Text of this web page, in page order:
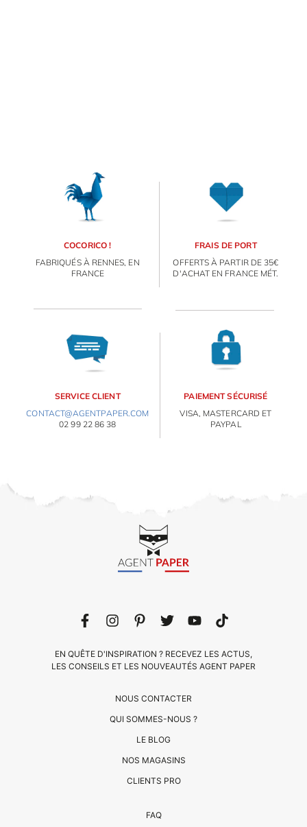
COCORICO !
FABRIQUÉS À RENNES, EN
FRANCE
FRAIS DE PORT
OFFERTS À PARTIR DE 35€
D'ACHAT EN FRANCE MÉT.
SERVICE CLIENT
CONTACT@AGENTPAPER.COM
02 99 22 86 38
PAIEMENT SÉCURISÉ
VISA, MASTERCARD ET
PAYPAL
NOUS CONTACTER
QUI SOMMES-NOUS ?
LE BLOG
NOS MAGASINS
CLIENTS PRO
FAQ
EN QUÊTE D'INSPIRATION ? RECEVEZ LES ACTUS,
LES CONSEILS ET LES NOUVEAUTÉS AGENT PAPER